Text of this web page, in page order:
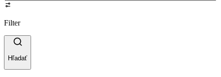
Filter
Hľadať